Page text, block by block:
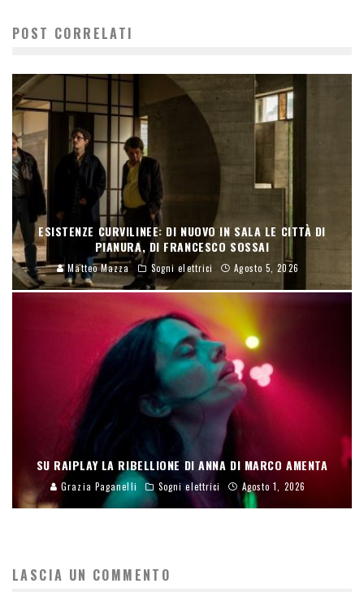
POST CORRELATI
ESISTENZE CURVILINEE: DI NUOVO IN SALA LE CITTÀ DI
PIANURA, DI FRANCESCO SOSSAI
Matteo Mazza Sogni elettrici Agosto 5, 2026
SU RAIPLAY LA RIBELLIONE DI ANNA DI MARCO AMENTA
Grazia Paganelli Sogni elettrici Agosto 1, 2026
LASCIA UN COMMENTO